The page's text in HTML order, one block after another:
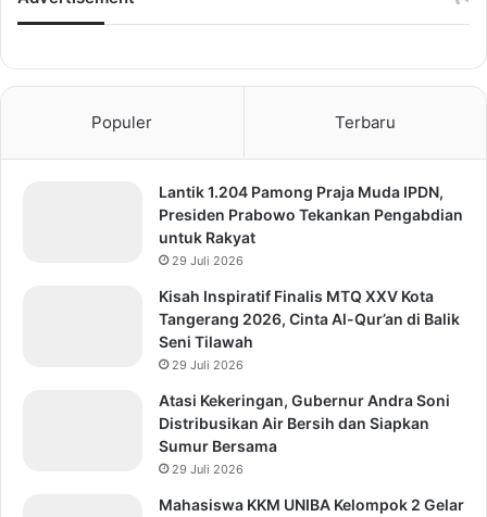
Populer Terbaru
Lantik 1.204 Pamong Praja Muda IPDN,
Presiden Prabowo Tekankan Pengabdian
untuk Rakyat
29 Juli 2026
Kisah Inspiratif Finalis MTQ XXV Kota
Tangerang 2026, Cinta Al-Qur’an di Balik
Seni Tilawah
29 Juli 2026
Atasi Kekeringan, Gubernur Andra Soni
Distribusikan Air Bersih dan Siapkan
Sumur Bersama
29 Juli 2026
Mahasiswa KKM UNIBA Kelompok 2 Gelar